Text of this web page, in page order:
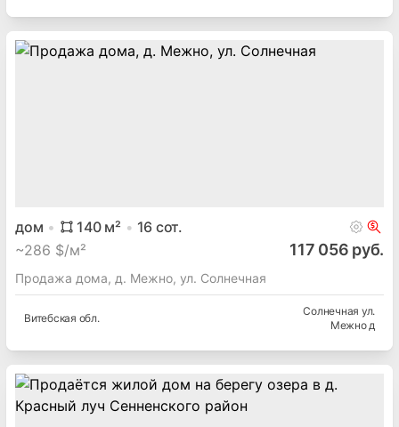
дом 140м² 16 сот.
~286 $/м² 117 056 руб.
Продажа дома, д. Межно, ул. Солнечная
Витебская обл.
Солнечная ул.
Межно д